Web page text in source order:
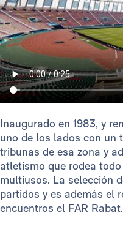
Inaugurado en 1983, y
uno de los lados con un
tribunas de esa zona y
atletismo que rodea
multiusos. La selección
partidos y es además el
encuentros el FAR Rabat.